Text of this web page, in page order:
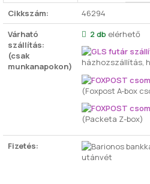
Cikkszám:
46294
Várható
szállítás:
(csak
munkanapokon)
2 db elérhető
házhozszállítás,
(Foxpost A-box
(Packeta Z-box)
Fizetés:
utánvét